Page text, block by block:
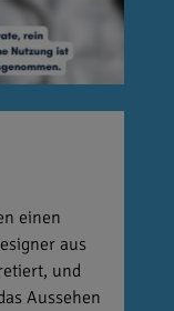
einen
aus
und
Aussehen